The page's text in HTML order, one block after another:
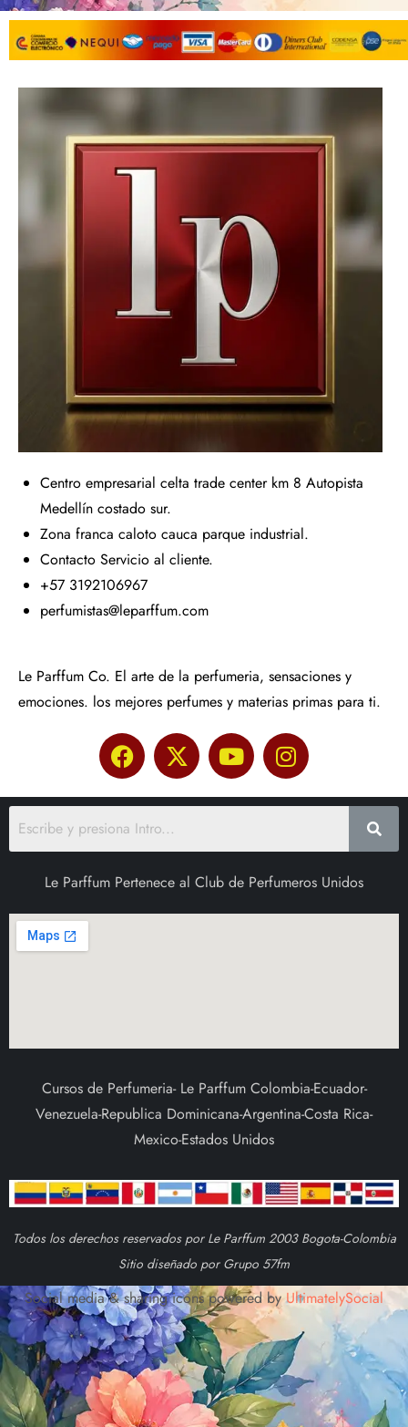
Centro empresarial celta trade center km 8 Autopista
Medellín costado sur.
Zona franca caloto cauca parque industrial.
Contacto Servicio al cliente.
+57 3192106967
perfumistas@leparffum.com
Le Parffum Co. El arte de la perfumeria, sensaciones y
emociones. los mejores perfumes y materias primas para ti.
Le Parffum Pertenece al Club de Perfumeros Unidos
Cursos de Perfumeria- Le Parffum Colombia-Ecuador-
Venezuela-Republica Dominicana-Argentina-Costa Rica-
Mexico-Estados Unidos
Todos los derechos reservados por Le Parffum 2003 Bogota-Colombia
Sitio diseñado por Grupo 57fm
Social media & sharing icons powered byUltimatelySocial